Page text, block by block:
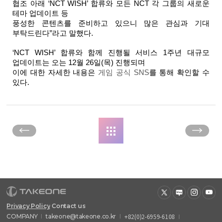
협조 아래 ‘NCT WISH’ 합류와 모든 NCT 각 그룹의 새로운
테마 업데이트 등
풍성한 콘텐츠를 준비하고 있으니 많은 관심과 기대
부탁드린다”라고 말했다.
‘NCT WISH’ 합류와 함께 진행될 서비스 1주년 대규모
업데이트는 오는 12월 26일(목) 진행되며
이에 대한 자세한 내용은 게임 공식 SNS를 통해 확인할 수
있다.
Privacy Policy Contact us
COMPANY
takeone@takeone.co.kr
+82(0)2-6959-6108